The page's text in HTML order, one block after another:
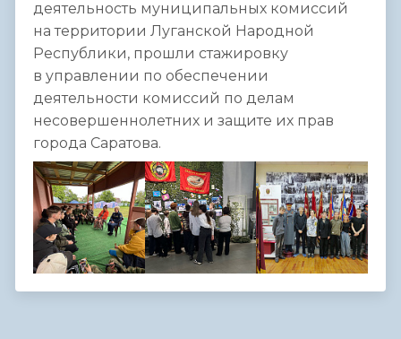
деятельность муниципальных комиссий
на территории Луганской Народной
Республики, прошли стажировку
в управлении по обеспечении
деятельности комиссий по делам
несовершеннолетних и защите их прав
города Саратова.